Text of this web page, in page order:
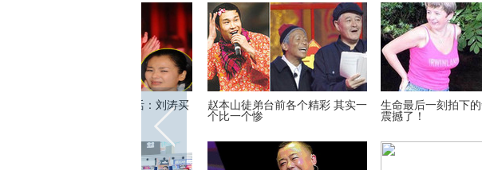
赵本山徒弟台前各个精彩 其实一
个比一个惨
生命最后一刻拍下的争议照片 太